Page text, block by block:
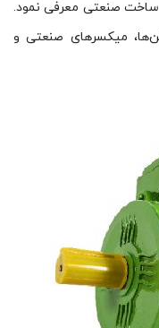
ساخت صنعتی معرفی نمود.
میکسرهای صنعتی و